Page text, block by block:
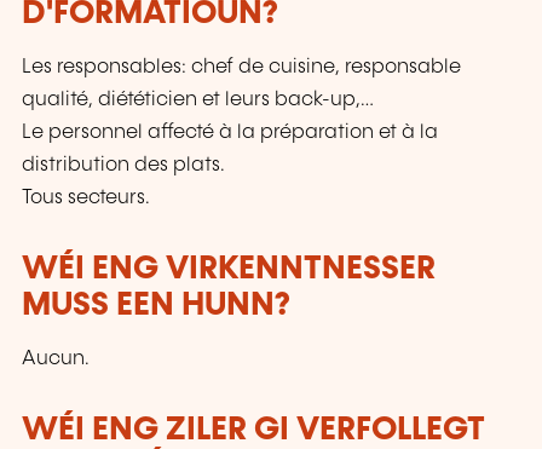
D'FORMATIOUN?
Les responsables: chef de cuisine, responsable
qualité, diététicien et leurs back-up,…
Le personnel affecté à la préparation et à la
distribution des plats.
Tous secteurs.
WÉI ENG VIRKENNTNESSER
MUSS EEN HUNN?
Aucun.
WÉI ENG ZILER GI VERFOLLEGT